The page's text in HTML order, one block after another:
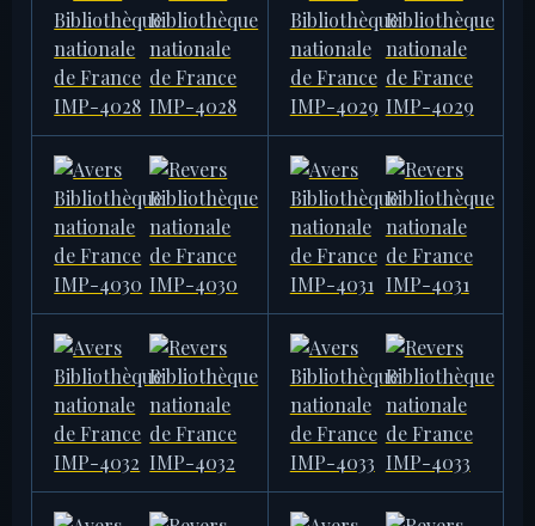
1953.171.328
14,66 g · 32,0 mm
IMP-4027
39,00 g
BIBLIOTHÈQUE NATIONALE DE
IMP-4028
29,58 g
BIBLIOTHÈQUE NATIONALE DE
IMP-4029
24,89 g
BIBLIOTHÈQUE NATIONALE DE
IMP-4030
25,33 g
BIBLIOTHÈQUE NATIONALE DE
IMP-4031
25,24 g